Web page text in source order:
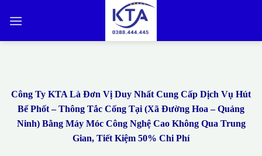
qua
Công Ty KTA Là Đơn Vị Duy Nhất Cung Cấp Dịch Vụ Hút
Bể Phốt – Thông Tắc Cống Tại (Xã Đường Hoa – Quảng
Ninh) Bằng Máy Móc Công Nghệ Cao Không Qua Trung
Gian, Tiết Kiệm 50% Chi Phí